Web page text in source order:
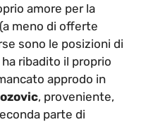
amore per la
meno di offerte
sono le posizioni di
ribadito il proprio
approdo in
, proveniente,
parte di